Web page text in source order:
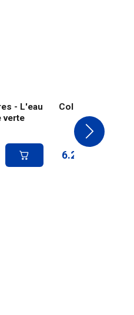
- L'eau
verte
Collector 4
été - Lettre
6.25